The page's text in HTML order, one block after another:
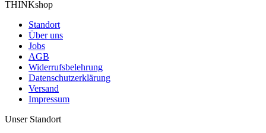
THINKshop
Standort
Über uns
Jobs
AGB
Widerrufsbelehrung
Datenschutzerklärung
Versand
Impressum
Unser Standort